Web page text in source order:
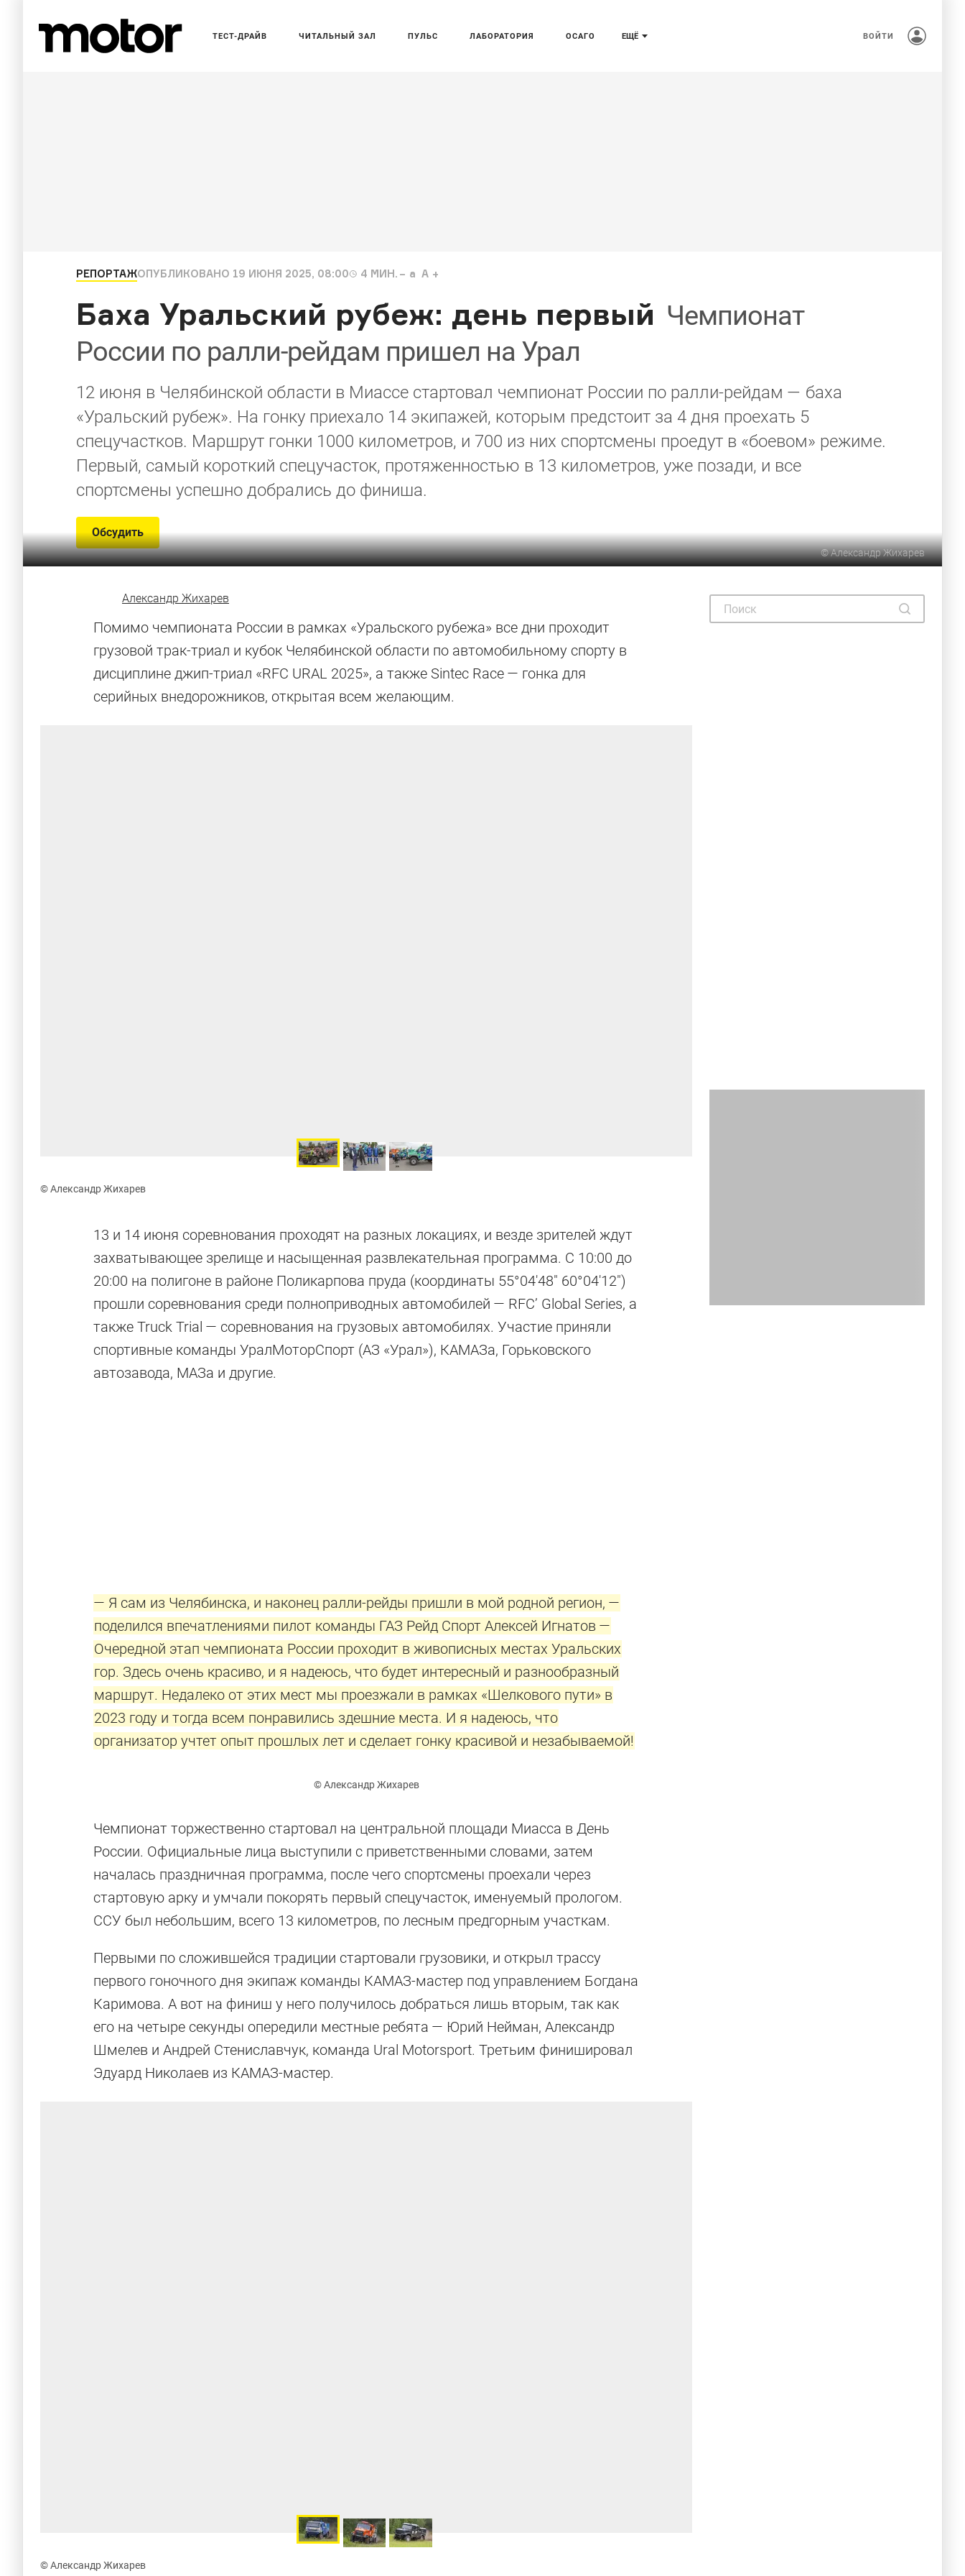
ЕЩЁ
ТЕСТ-ДРАЙВ ЧИТАЛЬНЫЙ ЗАЛ ПУЛЬС ЛАБОРАТОРИЯ ОСАГО ВОЙТИ
РЕПОРТАЖОПУБЛИКОВАНО 19 ИЮНЯ 2025, 08:00 4 МИН. a A
Баха Уральский рубеж: день первый Чемпионат
России по ралли-рейдам пришел на Урал
12 июня в Челябинской области в Миассе стартовал чемпионат России по ралли-рейдам — баха
«Уральский рубеж». На гонку приехало 14 экипажей, которым предстоит за 4 дня проехать 5
спецучастков. Маршрут гонки 1000 километров, и 700 из них спортсмены проедут в «боевом» режиме.
Первый, самый короткий спецучасток, протяженностью в 13 километров, уже позади, и все
спортсмены успешно добрались до финиша.
Обсудить
©Александр Жихарев
Александр Жихарев
Помимо чемпионата России в рамках «Уральского рубежа» все дни проходит
грузовой трак-триал и кубок Челябинской области по автомобильному спорту в
дисциплине джип-триал «RFC URAL 2025», а также Sintec Race — гонка для
серийных внедорожников, открытая всем желающим.
© Александр Жихарев
13 и 14 июня соревнования проходят на разных локациях, и везде зрителей ждут
захватывающее зрелище и насыщенная развлекательная программа. С 10:00 до
20:00 на полигоне в районе Поликарпова пруда (координаты 55°04′48″ 60°04′12″)
прошли соревнования среди полноприводных автомобилей — RFC’ Global Series, а
также Truck Trial — соревнования на грузовых автомобилях. Участие приняли
спортивные команды УралМоторСпорт (АЗ «Урал»), КАМАЗа, Горьковского
автозавода, МАЗа и другие.
— Я сам из Челябинска, и наконец ралли-рейды пришли в мой родной регион, —
поделился впечатлениями пилот команды ГАЗ Рейд Спорт Алексей Игнатов —
Очередной этап чемпионата России проходит в живописных местах Уральских
гор. Здесь очень красиво, и я надеюсь, что будет интересный и разнообразный
маршрут. Недалеко от этих мест мы проезжали в рамках «Шелкового пути» в
2023 году и тогда всем понравились здешние места. И я надеюсь, что
организатор учтет опыт прошлых лет и сделает гонку красивой и незабываемой!
© Александр Жихарев
Чемпионат торжественно стартовал на центральной площади Миасса в День
России. Официальные лица выступили с приветственными словами, затем
началась праздничная программа, после чего спортсмены проехали через
стартовую арку и умчали покорять первый спецучасток, именуемый прологом.
ССУ был небольшим, всего 13 километров, по лесным предгорным участкам.
Первыми по сложившейся традиции стартовали грузовики, и открыл трассу
первого гоночного дня экипаж команды КАМАЗ-мастер под управлением Богдана
Каримова. А вот на финиш у него получилось добраться лишь вторым, так как
его на четыре секунды опередили местные ребята — Юрий Нейман, Александр
Шмелев и Андрей Стениславчук, команда Ural Motorsport. Третьим финишировал
Эдуард Николаев из КАМАЗ-мастер.
© Александр Жихарев